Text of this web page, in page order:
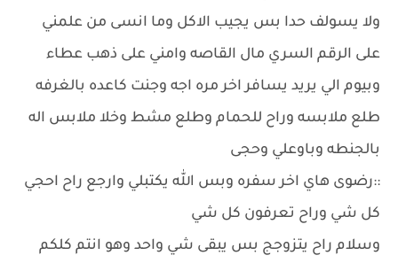
ولا يسولف حدا بس يجيب الاكل وما انسى من علمني
على الرقم السري مال القاصه وامني على ذهب عطاء
وبيوم الي يريد يسافر اخر مره اجه وجنت كاعده بالغرفه
طلع ملابسه وراح للحمام وطلع مشط وخلا ملابس اله
بالجنطه وباوعلي وحجى
::رضوى هاي اخر سفره وبس الله يكتبلي وارجع راح احجي
كل شي وراح تعرفون كل شي
وسلام راح يتزوجج بس يبقى شي واحد وهو انتم كلكم